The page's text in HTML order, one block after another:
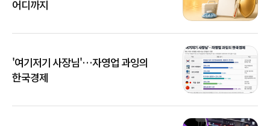
어디까지
'여기저기 사장님'…자영업 과잉의
한국경제